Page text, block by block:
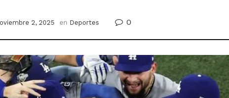
2, 2025 en Deportes 0